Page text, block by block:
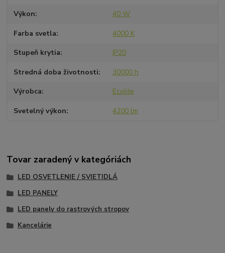
Výkon 40 W
Farba svetla 4000 K
Stupeň krytia IP20
Stredná doba životnosti 30000 h
Výrobca Ecolite
Svetelný výkon 4200 lm
Tovar zaradený v kategóriách
LED OSVETLENIE / SVIETIDLÁ
LED PANELY
LED panely do rastrových stropov
Kancelárie